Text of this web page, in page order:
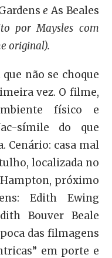
e As Beales
por Maysles com
original).
não se choque
vez. O filme,
físico e
símile do que
Cenário: casa mal
localizada no
Hampton, próximo
Edith Ewing
Bouver Beale
das filmagens
em porte e